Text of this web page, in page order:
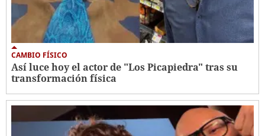
CAMBIO FÍSICO
Así luce hoy el actor de "Los Picapiedra" tras su
transformación física